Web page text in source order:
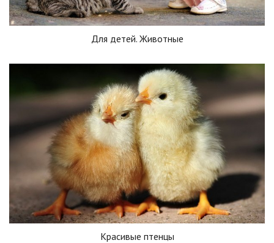
Для детей. Животные
Красивые птенцы